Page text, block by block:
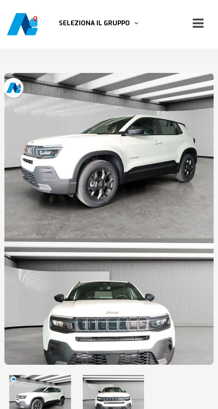
SELEZIONA IL GRUPPO